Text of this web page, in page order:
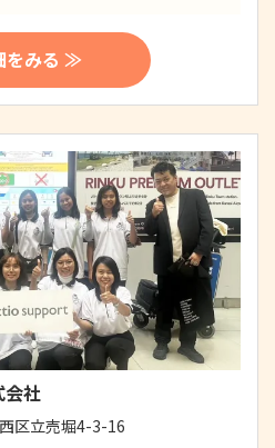
をみる ≫
会社
区立売堀4-3-16